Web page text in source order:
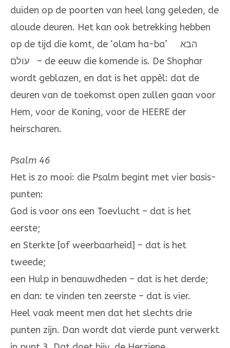
duiden op de poorten van heel lang geleden, de
aloude deuren. Het kan ook betrekking hebben
op de tijd die komt, de ‘olam ha-ba’ הבא
עולם – de eeuw die komende is. De Shophar
wordt geblazen, en dat is het appèl: dat de
deuren van de toekomst open zullen gaan voor
Hem, voor de Koning, voor de HEERE der
heirscharen.
Psalm 46
Het is zo mooi: die Psalm begint met vier basis-
punten:
God is voor ons een Toevlucht – dat is het
eerste;
en Sterkte [of weerbaarheid] – dat is het
tweede;
een Hulp in benauwdheden – dat is het derde;
en dan: te vinden ten zeerste – dat is vier.
Heel vaak meent men dat het slechts drie
punten zijn. Dan wordt dat vierde punt verwerkt